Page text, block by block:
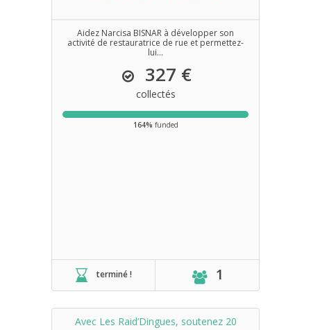
Aidez Narcisa BISNAR à développer son
activité de restauratrice de rue et permettez-
lui...
327 €
collectés
164% funded
terminé ! 1
Avec Les Raid’Dingues, soutenez 20